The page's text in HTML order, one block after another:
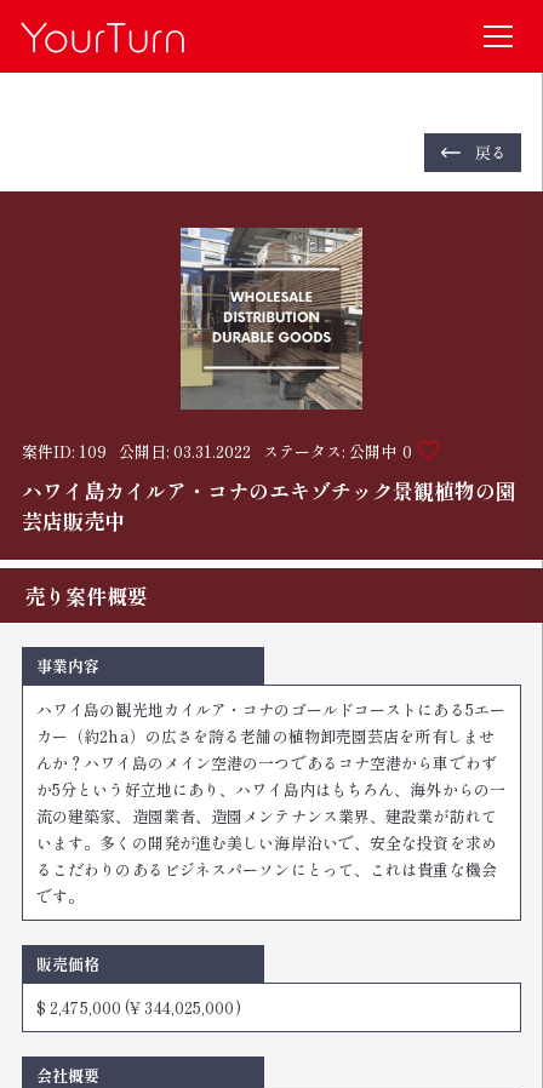
戻る
案件ID: 109 公開日: 03.31.2022 ステータス: 公開中 0
ハワイ島カイルア・コナのエキゾチック景観植物の園
芸店販売中
売り案件概要
事業内容
ハワイ島の観光地カイルア・コナのゴールドコーストにある5エー
カー（約2ha）の広さを誇る老舗の植物卸売園芸店を所有しませ
んか？ハワイ島のメイン空港の一つであるコナ空港から車でわず
か5分という好立地にあり、ハワイ島内はもちろん、海外からの一
流の建築家、造園業者、造園メンテナンス業界、建設業が訪れて
います。多くの開発が進む美しい海岸沿いで、安全な投資を求め
るこだわりのあるビジネスパーソンにとって、これは貴重な機会
です。
販売価格
$ 2,475,000(¥ 344,025,000)
会社概要